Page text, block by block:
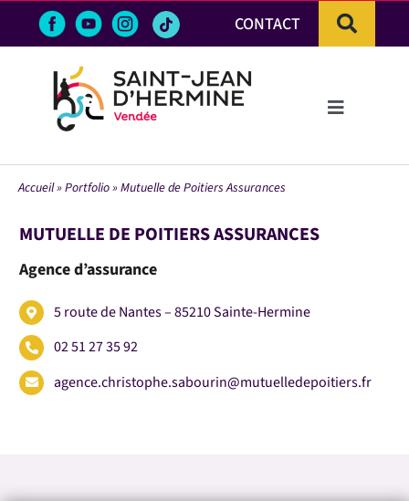
Passer
CONTACT
Toggle
VIE ÉCONOMIQUE
ACTIVITÉS ET LOISIRS
Accueil»Portfolio»Mutuelle de Poitiers Assurances
MUTUELLE DE POITIERS ASSURANCES
Agence d’assurance
5 route de Nantes – 85210 Sainte-Hermine
02 51 27 35 92
agence.christophe.sabourin@mutuelledepoitiers.fr